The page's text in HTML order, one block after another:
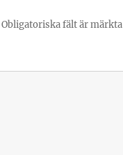
Obligatoriska fält är märkta